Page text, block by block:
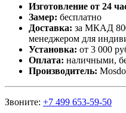
Изготовление от 24
Замер: бесплатно
Доставка: за МКАД
менеджером для
Установка: от 3 000
Оплата: наличными,
Производитель:
Звоните: +7 499 653-59-50